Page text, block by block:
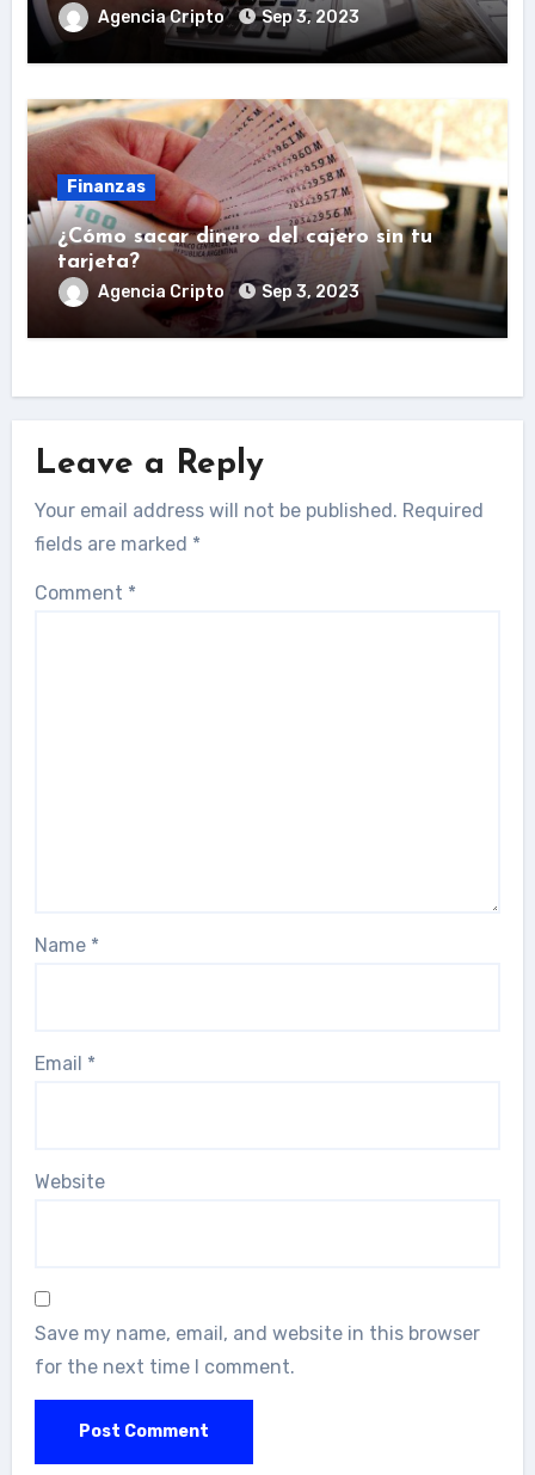
Agencia Cripto Sep 3, 2023
Finanzas
¿Cómo sacar dinero del cajero sin tu
tarjeta?
Agencia Cripto Sep 3, 2023
Leave a Reply
Your email address will not be published. Required
fields are marked *
Comment *
Name *
Email *
Website
Save my name, email, and website in this browser
for the next time I comment.